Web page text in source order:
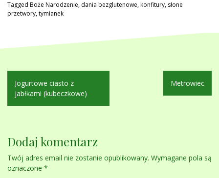
Tagged Boże Narodzenie, dania bezglutenowe,konfitury, słone
przetwory,tymianek
Nawigacja
wpisu
Jogurtowe ciasto z
jabłkami (kubeczkowe)
Metrowiec
Dodaj komentarz
Twój adres email nie zostanie opublikowany. Wymagane pola są
oznaczone *